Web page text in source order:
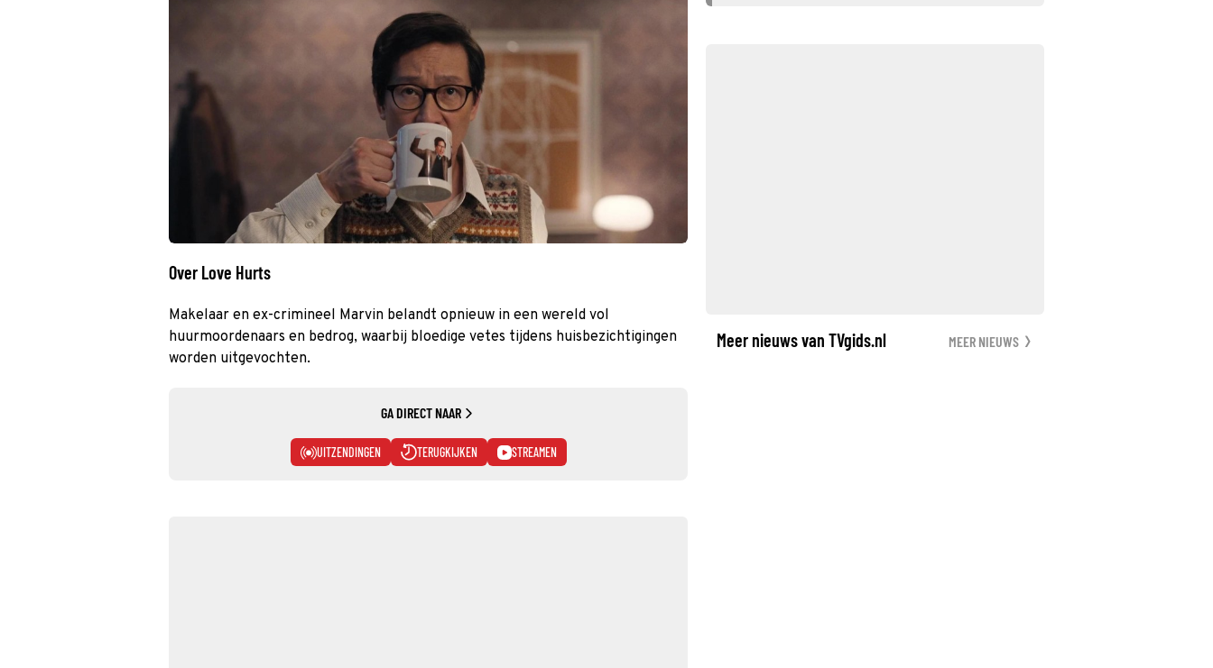
Over Love Hurts
Makelaar en ex-crimineel Marvin belandt opnieuw in een wereld vol
huurmoordenaars en bedrog, waarbij bloedige vetes tijdens huisbezichtigingen
worden uitgevochten.
GA DIRECT NAAR
UITZENDINGEN TERUGKIJKEN STREAMEN
Meer nieuws van TVgids.nl MEER NIEUWS